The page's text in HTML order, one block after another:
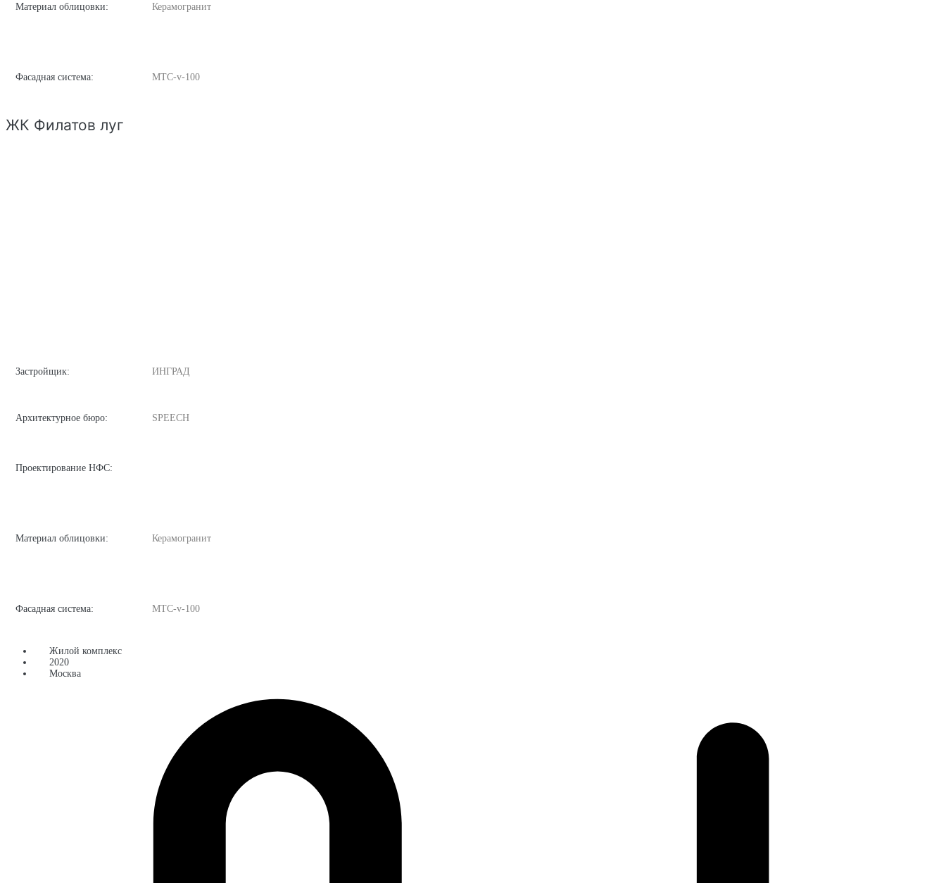
Материал облицовки: Керамогранит
Фасадная система: MTC-v-100
ЖК Филатов луг
Застройщик: ИНГРАД
Архитектурное бюро: SPEECH
Проектирование НФС:
Материал облицовки: Керамогранит
Фасадная система: MTC-v-100
Жилой комплекс
2020
Москва